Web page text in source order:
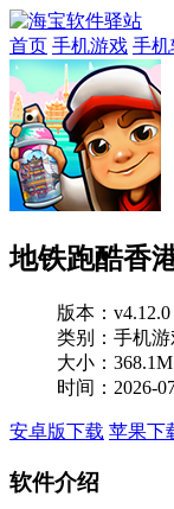
首页 手机游戏 手
地铁跑酷香
版本：
类别：手机游
大小：368.1M
时间：2026-
安卓版下载 苹果下
软件介绍